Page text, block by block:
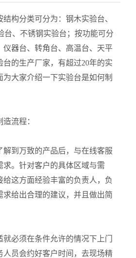
构分类可分为：钢木实验台、
台、不锈钢实验台；按功能可分
仪器台、转角台、高温台、天平
台的生产厂家，有超过20年的实
为大家介绍一下实验台是如何制
造流程：
解到万致的产品后，与在线客服
求。针对客户的具体区域与需
给这方面经验丰富的负责人，负
求给出合理的建议，并且做出简
必须在条件允许的情况下上门
人员会约好客户时间，去现场精